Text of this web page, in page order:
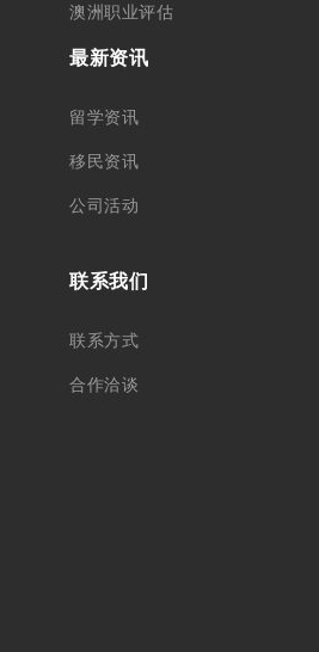
澳洲职业评估
最新资讯
留学资讯
移民资讯
公司活动
联系我们
联系方式
合作洽谈